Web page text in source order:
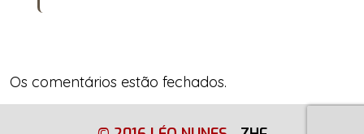
Os comentários estão fechados.